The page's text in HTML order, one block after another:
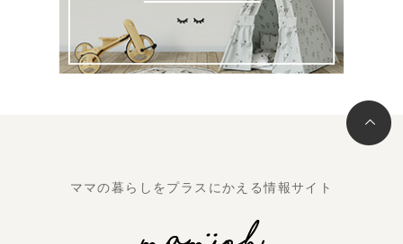
ママの暮らしをプラスにかえる情報サイト